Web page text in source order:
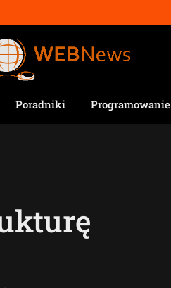
Poradniki Programowanie